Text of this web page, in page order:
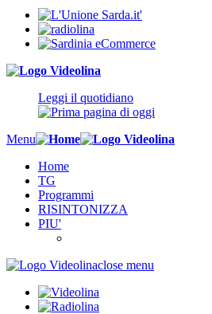
Leggi il quotidiano
Menu
Home
TG
Programmi
RISINTONIZZA
PIU'
close menu